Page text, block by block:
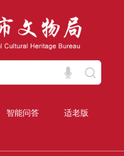
智能问答 适老版